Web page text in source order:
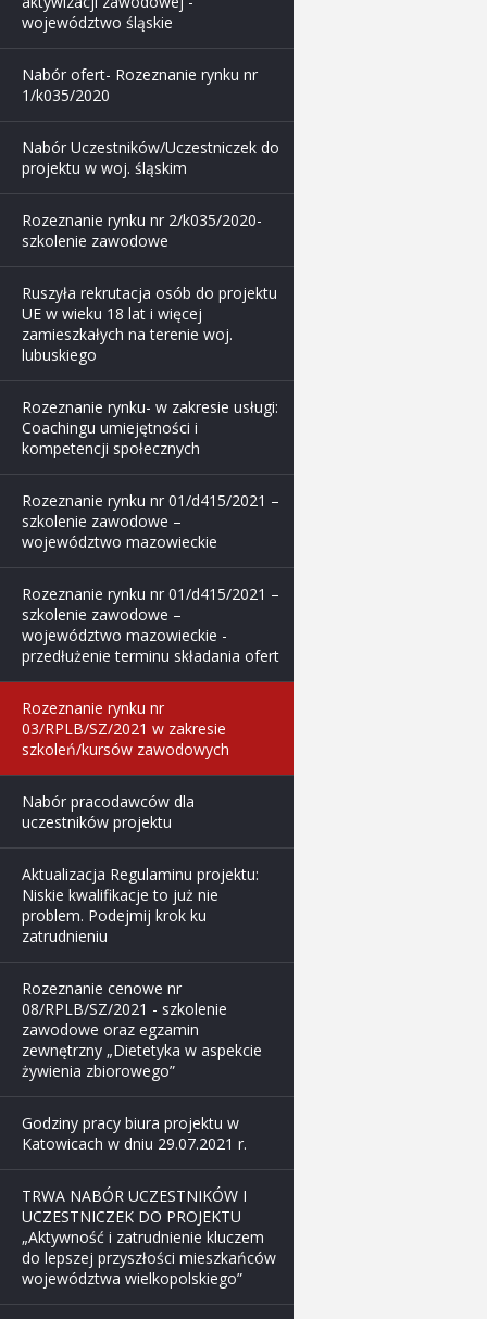
województwo śląskie
Nabór ofert- Rozeznanie rynku nr
1/k035/2020
Nabór Uczestników/Uczestniczek do
projektu w woj. śląskim
Rozeznanie rynku nr 2/k035/2020-
szkolenie zawodowe
Ruszyła rekrutacja osób do projektu
UE w wieku 18 lat i więcej
zamieszkałych na terenie woj.
lubuskiego
Rozeznanie rynku- w zakresie usługi:
Coachingu umiejętności i
kompetencji społecznych
Rozeznanie rynku nr 01/d415/2021 –
szkolenie zawodowe –
województwo mazowieckie
Rozeznanie rynku nr 01/d415/2021 –
szkolenie zawodowe –
województwo mazowieckie -
przedłużenie terminu składania ofert
Rozeznanie rynku nr
03/RPLB/SZ/2021 w zakresie
szkoleń/kursów zawodowych
Nabór pracodawców dla
uczestników projektu
Aktualizacja Regulaminu projektu:
Niskie kwalifikacje to już nie
problem. Podejmij krok ku
zatrudnieniu
Rozeznanie cenowe nr
08/RPLB/SZ/2021 - szkolenie
zawodowe oraz egzamin
zewnętrzny „Dietetyka w aspekcie
żywienia zbiorowego”
Godziny pracy biura projektu w
Katowicach w dniu 29.07.2021 r.
TRWA NABÓR UCZESTNIKÓW I
UCZESTNICZEK DO PROJEKTU
„Aktywność i zatrudnienie kluczem
do lepszej przyszłości mieszkańców
województwa wielkopolskiego”